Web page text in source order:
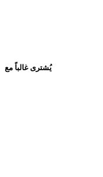
يُشترى غالباً مع